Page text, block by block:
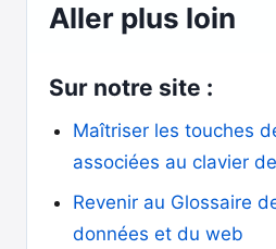
Aller plus loin
Sur notre site :
Maîtriser les touches
associées au clavier
Revenir au Glossaire
données et du web